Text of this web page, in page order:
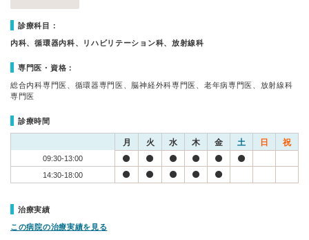
診療科目：
内科、循環器内科、リハビリテーション科、放射線科
専門医・資格：
総合内科専門医、循環器専門医、脳神経外科専門医、老年病専門医、放射線科
専門医
診療時間
月 火 水 木 金 土 日 祝
09:30-13:00
14:30-18:00
治療実績
この病院の治療実績を見る